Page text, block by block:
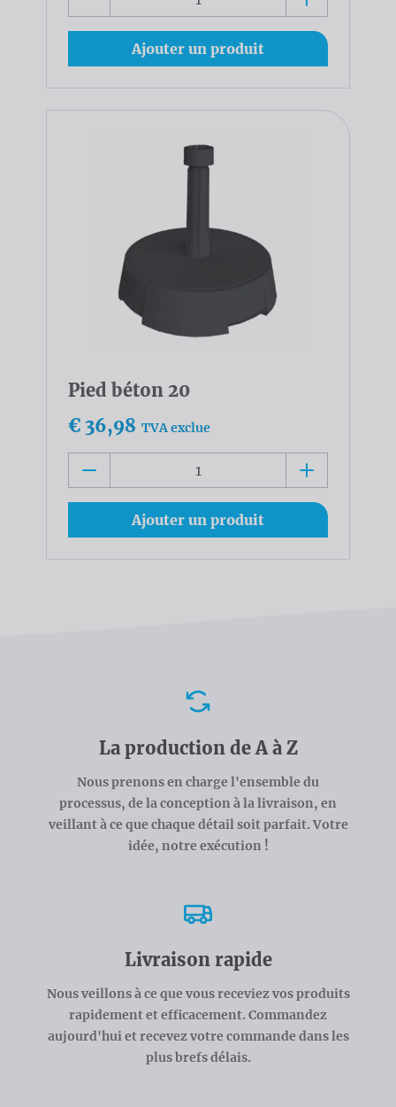
Ajouter un produit
Pied béton 20
€ 36,98 TVA exclue
Ajouter un produit
La production de A à Z
Nous prenons en charge l'ensemble du
processus, de la conception à la livraison, en
veillant à ce que chaque détail soit parfait. Votre
idée, notre exécution !
Livraison rapide
Nous veillons à ce que vous receviez vos produits
rapidement et efficacement. Commandez
aujourd'hui et recevez votre commande dans les
plus brefs délais.